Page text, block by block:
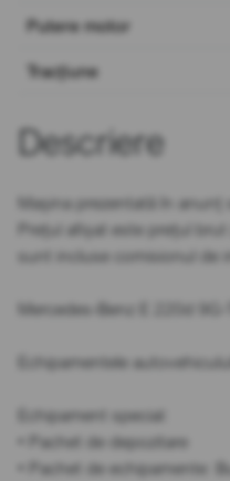
Putere motor
Tracțiune
Descriere
Mașina prezentată în anunț
Prețul afișat este prețul
sunt incluse comisionul de
Mercedes-Benz E 220d 9G-
Echipamentele
Echipament special:
• Pachet de depozitare
• Pachet de echipamente: